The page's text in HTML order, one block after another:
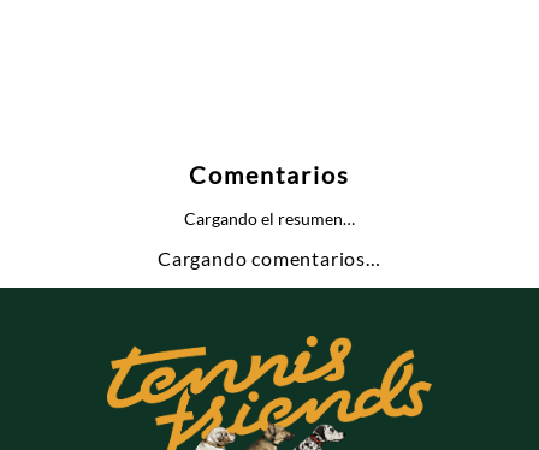
Comentarios
Cargando el resumen…
Cargando comentarios…